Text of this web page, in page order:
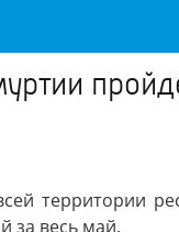
территории
за весь май.